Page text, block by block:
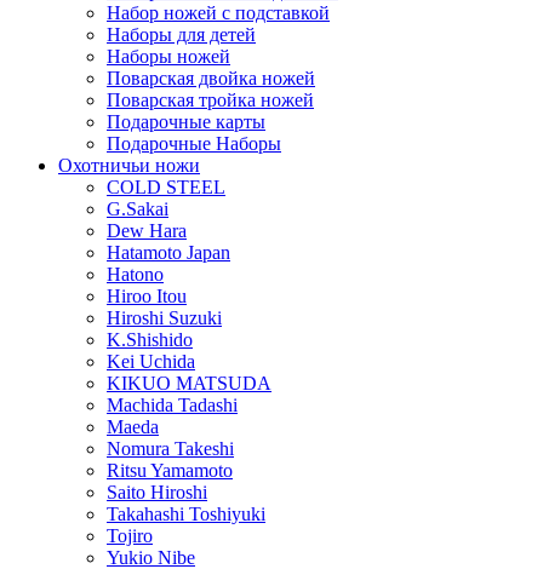
Набор ножей с подставкой
Наборы для детей
Наборы ножей
Поварская двойка ножей
Поварская тройка ножей
Подарочные карты
Подарочные Наборы
Охотничьи ножи
COLD STEEL
G.Sakai
Dew Hara
Hatamoto Japan
Hatono
Hiroo Itou
Hiroshi Suzuki
K.Shishido
Kei Uchida
KIKUO MATSUDA
Machida Tadashi
Maeda
Nomura Takeshi
Ritsu Yamamoto
Saito Hiroshi
Takahashi Toshiyuki
Tojiro
Yukio Nibe